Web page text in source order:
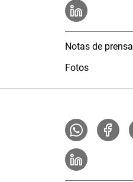
Notas de prensa
Fotos